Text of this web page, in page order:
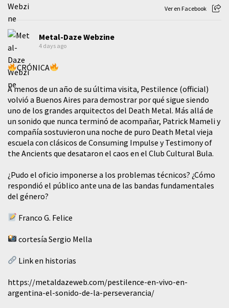
Ver en Facebook
Metal-Daze Webzine
4 days ago
CRÓNICA
A menos de un año de su última visita, Pestilence (official)
volvió a Buenos Aires para demostrar por qué sigue siendo
uno de los grandes arquitectos del Death Metal. Más allá de
un sonido que nunca terminó de acompañar, Patrick Mameli y
compañía sostuvieron una noche de puro Death Metal vieja
escuela con clásicos de Consuming Impulse y Testimony of
the Ancients que desataron el caos en el Club Cultural Bula.
¿Pudo el oficio imponerse a los problemas técnicos? ¿Cómo
respondió el público ante una de las bandas fundamentales
del género?
Franco G. Felice
cortesía Sergio Mella
Link en historias
https://metaldazeweb.com/pestilence-en-vivo-en-
argentina-el-sonido-de-la-perseverancia/